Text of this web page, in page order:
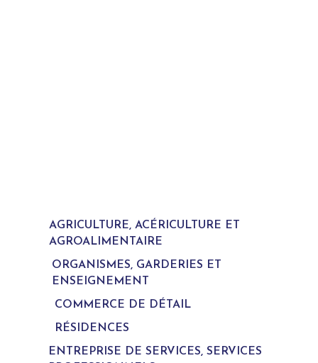
AGRICULTURE, ACÉRICULTURE ET
AGROALIMENTAIRE
ORGANISMES, GARDERIES ET
ENSEIGNEMENT
COMMERCE DE DÉTAIL
RÉSIDENCES
ENTREPRISE DE SERVICES, SERVICES